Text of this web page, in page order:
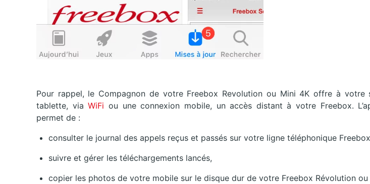
Pour rappel, le Compagnon de votre Freebox Revolution ou Mini 4K offre à votre
tablette, viaWiFi ou une connexion mobile, un accès distant à votre Freebox.
permet de :
consulter le journal des appels reçus et passés sur votre ligne téléphonique
suivre et gérer les téléchargements lancés,
copier les photos de votre mobile sur le disque dur de votre Freebox Révolution ou